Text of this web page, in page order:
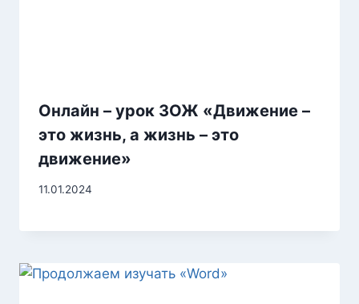
Онлайн – урок ЗОЖ «Движение –
это жизнь, а жизнь – это
движение»
11.01.2024